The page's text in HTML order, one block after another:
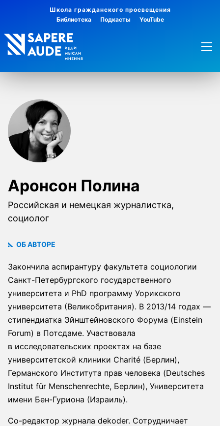
Школа гражданского просвещения
Библиотека
Подкасты YouTube
Аронсон Полина
Российская и немецкая журналистка,
социолог
ОБ АВТОРЕ
Закончила аспирантуру факультета социологии
Санкт-Петербургского государственного
университета и PhD программу Уорикского
университета (Великобритания). В 2013/14 годах —
стипендиатка Эйнштейновского Форума (Einstein
Forum) в Потсдаме. Участвовала
в исследовательских проектах на базе
университетской клиники Charité (Берлин),
Германского Института прав человека (Deutsches
Institut für Menschenrechte, Берлин), Университета
имени Бен-Гуриона (Израиль).
Со-редактор журнала dekoder. Сотрудничает